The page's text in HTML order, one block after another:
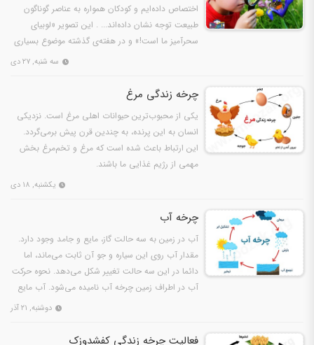
اختصاص داده‌ایم و کودکان همواره به عناصر گوناگون
طبیعت توجه نشان داده‌اند... . این تصویر «لوبیای
سحرآمیز ما است!» و در هفته‌ی گذشته موضوع بسیاری
سه شنبه, ۲۷ دی
چرخه زندگی مرغ
یکی از محبوب‌ترین حیوانات اهلی مرغ است. نزدیکی
انسان به این پرنده، به چندین قرن پیش برمی‌گردد.
این ارتباط باعث شده است که مرغ و تخم‌مرغ بخش
مهمی از رژیم غذایی ما باشند.
یکشنبه, ۱۸ دی
چرخه آب
آب در زمین به سه حالت گاز، مایع و جامد وجود دارد.
مقدار آب روی این سیاره و جو آن ثابت می‌ماند، اما
دائما در این سه حالت تغییر شکل می‌دهد. نحوه حرکت
آب در اطراف زمین چرخه آب نامیده می‌شود. آب مایع
دوشنبه, ۲۱ آذر
فعالیت چرخه زندگی کفشدوزک